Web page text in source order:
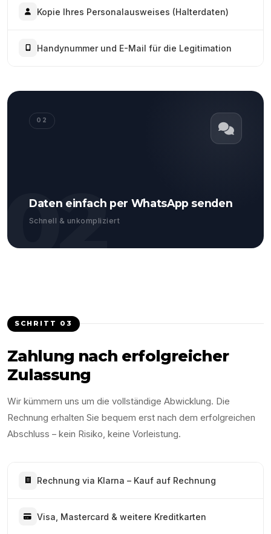
Kopie Ihres Personalausweises (Halterdaten)
Handynummer und E-Mail für die Legitimation
02
02
Daten einfach per WhatsApp senden
Schnell & unkompliziert
SCHRITT 03
Zahlung nach erfolgreicher
Zulassung
Wir kümmern uns um die vollständige Abwicklung. Die
Rechnung erhalten Sie bequem erst nach dem erfolgreichen
Abschluss – kein Risiko, keine Vorleistung.
Rechnung via Klarna – Kauf auf Rechnung
Visa, Mastercard & weitere Kreditkarten